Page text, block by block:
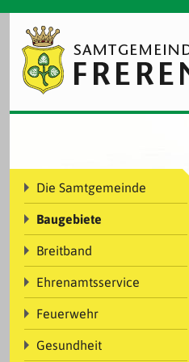
Die Samtgemeinde
Baugebiete
Breitband
Ehrenamtsservice
Feuerwehr
Gesundheit